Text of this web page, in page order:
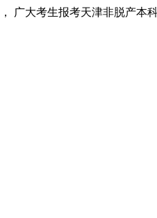
， 广大考生报考天津非脱产本